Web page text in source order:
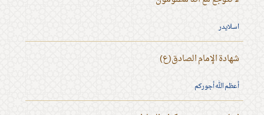
اسلايدر
شهادة الإمام الصادق(ع)
أعظم الله أجوركم